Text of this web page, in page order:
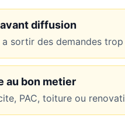
diffusion
a sortir des demandes
au bon metier
PAC, toiture ou